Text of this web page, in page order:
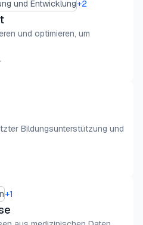
und Entwicklung+2
und optimieren, um
Bildungsunterstützung und
+1